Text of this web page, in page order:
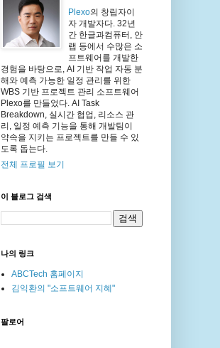
Plexo의 창립자이
자 개발자다. 32년
간 한글과컴퓨터, 안
랩 등에서 수많은 소
프트웨어를 개발한
경험을 바탕으로, AI 기반 작업 자동 분
해와 예측 가능한 일정 관리를 위한
WBS 기반 프로젝트 관리 소프트웨어
Plexo를 만들었다. AI Task
Breakdown, 실시간 협업, 리소스 관
리, 일정 예측 기능을 통해 개발팀이
약속을 지키는 프로젝트를 만들 수 있
도록 돕는다.
전체 프로필 보기
이 블로그 검색
나의 링크
ABCTech 홈페이지
김익환의 "소프트웨어 지혜"
팔로어